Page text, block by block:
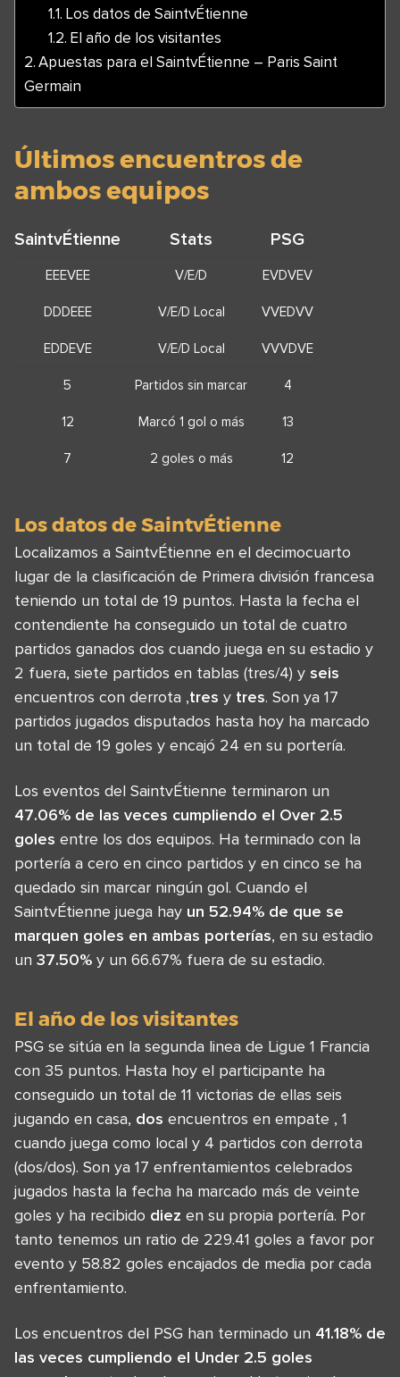
Los datos de SaintvÉtienne
El año de los visitantes
Apuestas para el SaintvÉtienne – Paris Saint
Germain
Últimos encuentros de
ambos equipos
SaintvÉtienne Stats PSG
EEEVEE V/E/D EVDVEV
DDDEEE V/E/D Local VVEDVV
EDDEVE V/E/D Local VVVDVE
5 Partidos sin marcar 4
12 Marcó 1 gol o más 13
7 2 goles o más 12
Los datos de SaintvÉtienne
Localizamos a SaintvÉtienne en el decimocuarto
lugar de la clasificación de Primera división francesa
teniendo un total de 19 puntos. Hasta la fecha el
contendiente ha conseguido un total de cuatro
partidos ganados dos cuando juega en su estadio y
2 fuera, siete partidos en tablas (tres/4) y seis
encuentros con derrota ,tres y tres. Son ya 17
partidos jugados disputados hasta hoy ha marcado
un total de 19 goles y encajó 24 en su portería.
Los eventos del SaintvÉtienne terminaron un
47.06% de las veces cumpliendo el Over 2.5
goles entre los dos equipos. Ha terminado con la
portería a cero en cinco partidos y en cinco se ha
quedado sin marcar ningún gol. Cuando el
SaintvÉtienne juega hay un 52.94% de que se
marquen goles en ambas porterías, en su estadio
un 37.50% y un 66.67% fuera de su estadio.
El año de los visitantes
PSG se sitúa en la segunda linea de Ligue 1 Francia
con 35 puntos. Hasta hoy el participante ha
conseguido un total de 11 victorias de ellas seis
jugando en casa, dos encuentros en empate , 1
cuando juega como local y 4 partidos con derrota
(dos/dos). Son ya 17 enfrentamientos celebrados
jugados hasta la fecha ha marcado más de veinte
goles y ha recibido diez en su propia portería. Por
tanto tenemos un ratio de 229.41 goles a favor por
evento y 58.82 goles encajados de media por cada
enfrentamiento.
Los encuentros del PSG han terminado un 41.18% de
las veces cumpliendo el Under 2.5 goles